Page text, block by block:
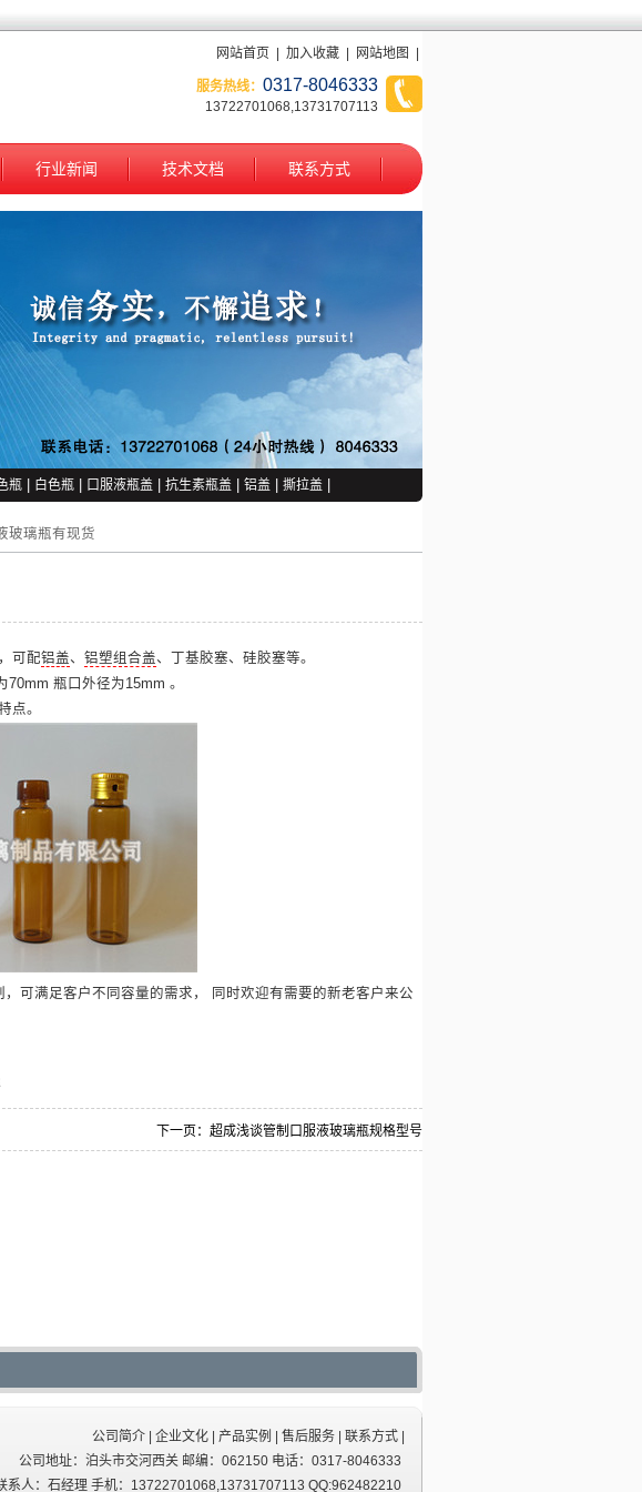
网站首页 加入收藏 网站地图
服务热线： 0317-8046333
13722701068,13731707113
行业新闻 技术文档 联系方式
瓶 白色瓶 口服液瓶盖 抗生素瓶盖 铝盖 撕拉盖
玻璃瓶有现货
可配铝盖、 铝塑组合盖、丁基胶塞、硅胶塞等。
瓶口外径为15mm 。
点。
可满足客户不同容量的需求， 同时欢迎有需要的新老客户来公
下一页： 超成浅谈管制口服液玻璃瓶规格型号
公司简介 企业文化 产品实例 售后服务 联系方式
公司地址：泊头市交河西关 邮编：062150 电话：0317-8046333
系人：石经理 手机：13722701068,13731707113 QQ:962482210